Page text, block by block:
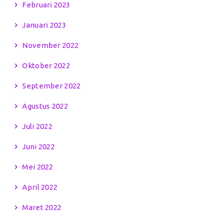
Februari 2023
Januari 2023
November 2022
Oktober 2022
September 2022
Agustus 2022
Juli 2022
Juni 2022
Mei 2022
April 2022
Maret 2022